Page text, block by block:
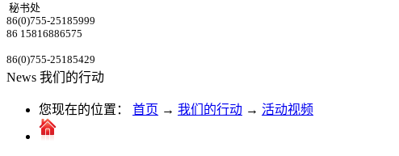
秘书处
86(0)755-25185999
86 15816886575
86(0)755-25185429
News 我们的行动
您现在的位置： 首页 → 我们的行动 → 活动视频